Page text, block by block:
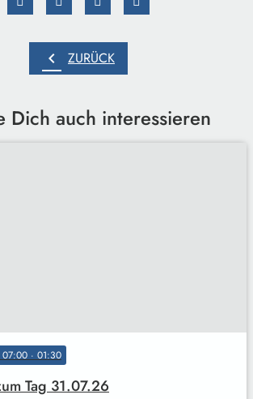
chevron_left ZURÜCK
Dich auch interessieren
07:00 · 01:30
Tag 31.07.26